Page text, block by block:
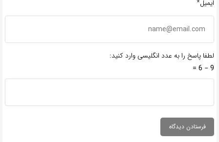
ایمیل*
لطفا پاسخ را به عدد انگلیسی وارد کنید:
9 − 6 =